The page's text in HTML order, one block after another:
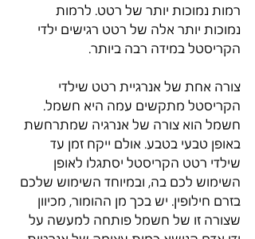
רמות נמוכות יותר של רטט. לרמות
נמוכות יותר אלה של רטט רגישים ילדי
הקריסטל במידה רבה ביותר.
צורה אחת של אנרגיית רטט שילדי
הקריסטל מתקשים עמה היא חשמל.
חשמל הוא צורה של אנרגיה שמתרחשת
באופן טבעי בטבע. אולם ייקח זמן עד
שילדי רטט הקריסטל יסתגלו לאופן
השימוש לכם בה, ובמיוחד השימוש שלכם
בזרם חילופין. יש בכך מן ההומור, מכיוון
שצורה זו של חשמל פותחה למעשה על